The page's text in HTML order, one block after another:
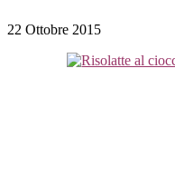
22 Ottobre 2015